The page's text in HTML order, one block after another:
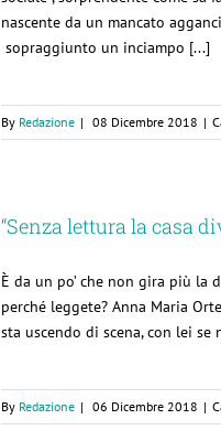
nascente da un mancato
sopraggiunto un inciampo [...]
By Redazione | 08 Dicembre 2018 |
“Senza lettura la casa
È da un po’ che non gira più la
perché leggete? Anna Maria
sta uscendo di scena, con lei se
By Redazione | 06 Dicembre 2018 |